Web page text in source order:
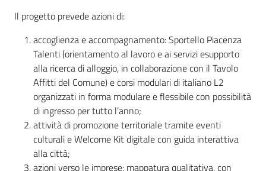
Regione
Novità
Servizi
Leggi Atti Bandi
Argomenti
Il progetto prevede azioni di:
accoglienza e accompagnamento: Sportello Piacenza
Talenti (orientamento al lavoro e ai servizi esupporto
alla ricerca di alloggio, in collaborazione con il Tavolo
Affitti del Comune) e corsi modulari di italiano L2
organizzati in forma modulare e flessibile con possibilità
di ingresso per tutto l’anno;
attività di promozione territoriale tramite eventi
culturali e Welcome Kit digitale con guida interattiva
alla città;
azioni verso le imprese: mappatura qualitativa, con